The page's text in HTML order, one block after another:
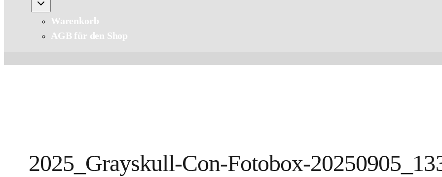
Warenkorb
AGB für den Shop
2025_Grayskull-Con-Fotobox-